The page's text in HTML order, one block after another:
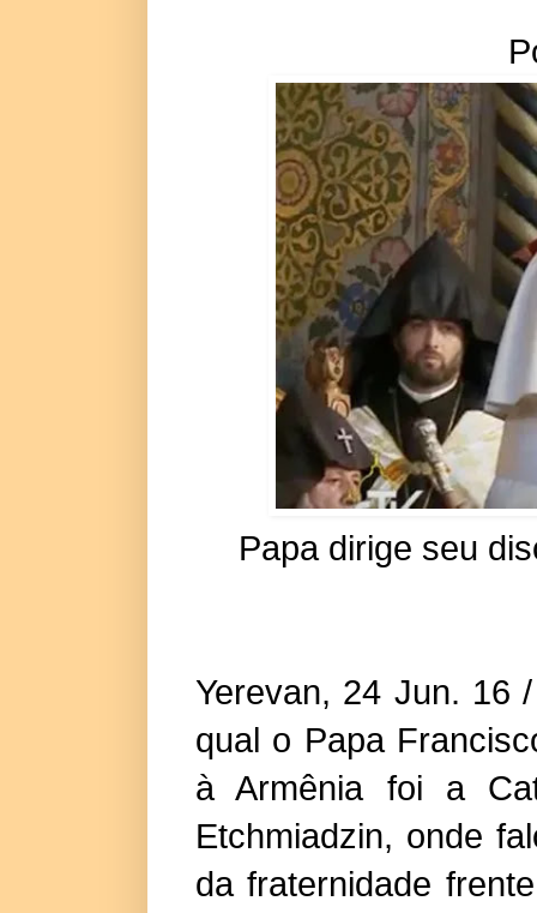
Papa dirige seu
Yerevan, 24 Jun. 16
qual o Papa
à Armênia foi a
Etchmiadzin, onde
da fraternidade